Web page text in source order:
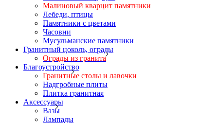
Малиновый кварцит памятники
Лебеди, птицы
Памятники с цветами
Часовни
Мусульманские памятники
Гранитный цоколь, ограды
Ограды из гранита
Благоустройство
Гранитные столы и лавочки
Надгробные плиты
Плитка гранитная
Аксессуары
Вазы
Лампады